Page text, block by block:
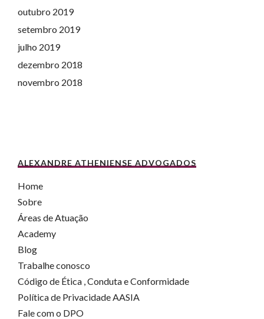
outubro 2019
setembro 2019
julho 2019
dezembro 2018
novembro 2018
ALEXANDRE ATHENIENSE ADVOGADOS
Home
Sobre
Áreas de Atuação
Academy
Blog
Trabalhe conosco
Código de Ética , Conduta e Conformidade
Política de Privacidade AASIA
Fale com o DPO